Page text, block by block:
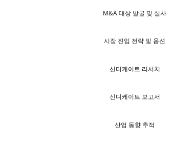
M&A 대상 발굴 및 실사
시장 진입 전략 및 옵션
신디케이트 리서치
신디케이트 보고서
산업 동향 추적